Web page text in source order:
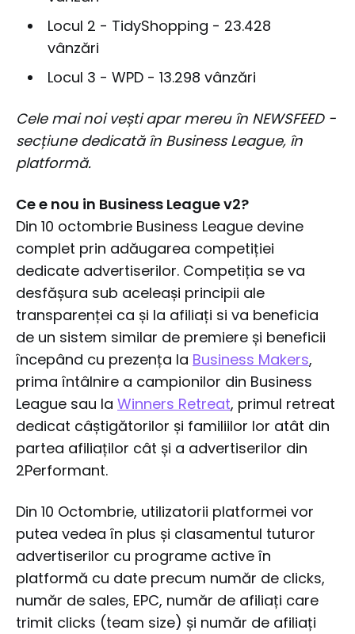
Locul 2 - TidyShopping - 23.428
vânzări
Locul 3 - WPD - 13.298 vânzări
Cele mai noi vești apar mereu în NEWSFEED -
secțiune dedicată în Business League, în
platformă.
Ce e nou in Business League v2?
Din 10 octombrie Business League devine
complet prin adăugarea competiției
dedicate advertiserilor. Competiția se va
desfășura sub aceleași principii ale
transparenței ca și la afiliați si va beneficia
de un sistem similar de premiere și beneficii
începând cu prezența la Business Makers,
prima întâlnire a campionilor din Business
League sau la Winners Retreat, primul retreat
dedicat câștigătorilor și familiilor lor atât din
partea afiliaților cât și a advertiserilor din
2Performant.
Din 10 Octombrie, utilizatorii platformei vor
putea vedea în plus și clasamentul tuturor
advertiserilor cu programe active în
platformă cu date precum număr de clicks,
număr de sales, EPC, număr de afiliați care
trimit clicks (team size) și număr de afiliați